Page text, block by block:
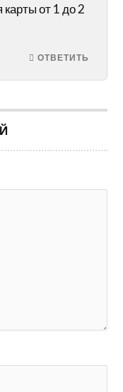
карты от 1 до 2
ОТВЕТИТЬ